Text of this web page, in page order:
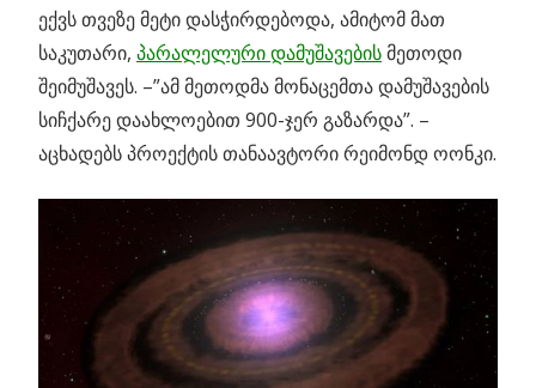
ექვს თვეზე მეტი დასჭირდებოდა, ამიტომ მათ
საკუთარი, პარალელური დამუშავებისმეთოდი
შეიმუშავეს. –”ამ მეთოდმა მონაცემთა დამუშავების
სიჩქარე დაახლოებით 900-ჯერ გაზარდა”. –
აცხადებს პროექტის თანაავტორი რეიმონდ ოონკი.